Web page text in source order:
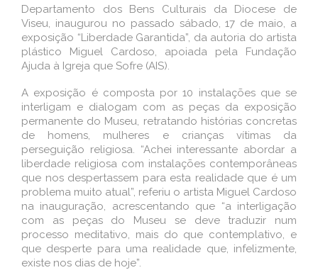
Departamento dos Bens Culturais da Diocese de
Viseu, inaugurou no passado sábado, 17 de maio, a
exposição “Liberdade Garantida”, da autoria do artista
plástico Miguel Cardoso, apoiada pela Fundação
Ajuda à Igreja que Sofre (AIS).
A exposição é composta por 10 instalações que se
interligam e dialogam com as peças da exposição
permanente do Museu, retratando histórias concretas
de homens, mulheres e crianças vítimas da
perseguição religiosa. “Achei interessante abordar a
liberdade religiosa com instalações contemporâneas
que nos despertassem para esta realidade que é um
problema muito atual”, referiu o artista Miguel Cardoso
na inauguração, acrescentando que “a interligação
com as peças do Museu se deve traduzir num
processo meditativo, mais do que contemplativo, e
que desperte para uma realidade que, infelizmente,
existe nos dias de hoje”.